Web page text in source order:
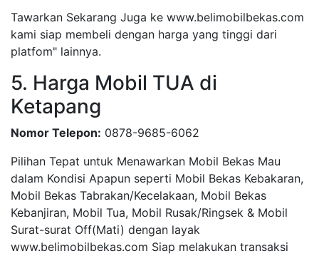
Tawarkan Sekarang Juga ke www.belimobilbekas.com
kami siap membeli dengan harga yang tinggi dari
platfom" lainnya.
5. Harga Mobil TUA di
Ketapang
Nomor Telepon: 0878-9685-6062
Pilihan Tepat untuk Menawarkan Mobil Bekas Mau
dalam Kondisi Apapun seperti Mobil Bekas Kebakaran,
Mobil Bekas Tabrakan/Kecelakaan, Mobil Bekas
Kebanjiran, Mobil Tua, Mobil Rusak/Ringsek & Mobil
Surat-surat Off(Mati) dengan layak
www.belimobilbekas.com Siap melakukan transaksi